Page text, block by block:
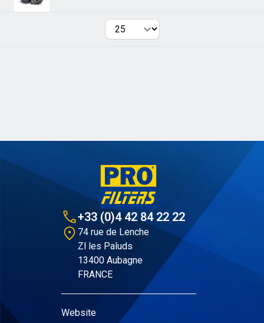
+33 (0)4 42 84 22 22
74 rue de Lenche
Zl les Paluds
13400 Aubagne
FRANCE
Website